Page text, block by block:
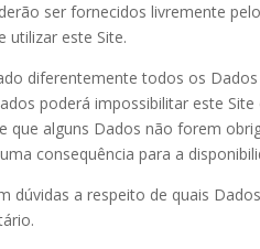
ser fornecidos livremente
utilizar este Site.
diferentemente todos os
poderá impossibilitar este
que alguns Dados não forem
consequência para a
dúvidas a respeito de quais